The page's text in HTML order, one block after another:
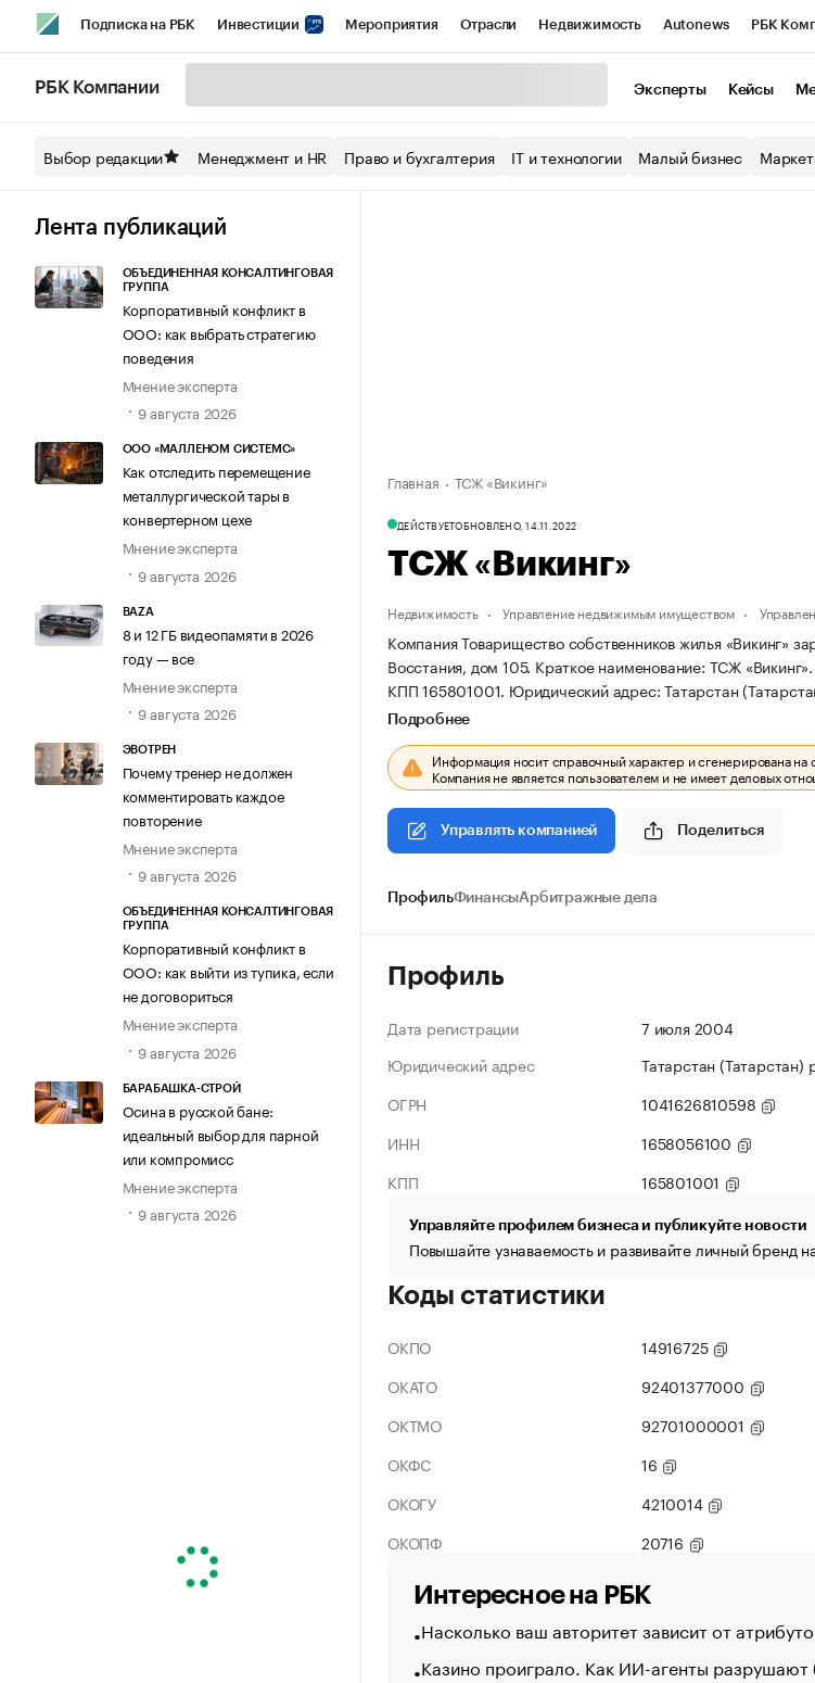
Подписка на РБК Инвестиции Мероприятия Отрасли Недвижимость Autonews РБК
Спецпроекты СПб Конференции СПб Спецпроекты
Технологии и медиа
РБК Компании Эксперты Кейсы
Выбор редакции Менеджмент и HR Право и бухгалтерия IT и технологии Малый бизнес
Лента публикаций
ОБЪЕДИНЕННАЯ КОНСАЛТИНГОВАЯ
ГРУППА
Корпоративный конфликт в
ООО: как выбрать стратегию
поведения
Мнение эксперта
9 августа 2026
ООО «МАЛЛЕНОМ СИСТЕМС»
Как отследить перемещение
металлургической тары в
конвертерном цехе
Мнение эксперта
9 августа 2026
BAZA
8 и 12 ГБ видеопамяти в 2026
году — все
Мнение эксперта
9 августа 2026
ЭВОТРЕН
Почему тренер не должен
комментировать каждое
повторение
Мнение эксперта
9 августа 2026
ОБЪЕДИНЕННАЯ КОНСАЛТИНГОВАЯ
ГРУППА
Корпоративный конфликт в
ООО: как выйти из тупика, если
не договориться
Мнение эксперта
9 августа 2026
БАРАБАШКА-СТРОЙ
Осина в русской бане:
идеальный выбор для парной
или компромисс
Мнение эксперта
9 августа 2026
Главная ТСЖ «Викинг»
ДЕЙСТВУЕТОБНОВЛЕНО, 14.11.2022
ТСЖ «Викинг»
Недвижимость Управление недвижимым имуществом
Компания Товарищество собственников жилья «Викинг»
Восстания, дом 105. Краткое наименование: ТСЖ «Викинг».
КПП 165801001. Юридический адрес: Татарстан
Подробнее
Информация носит справочный характер и сгенерирована на
Компания не является пользователем и не имеет деловых
Управлять компанией Поделиться
ПрофильФинансыАрбитражные дела
Профиль
Дата регистрации
7 июля 2004
Юридический адрес
Татарстан (Татарстан)
ОГРН
1041626810598
ИНН
1658056100
КПП
165801001
Управляйте профилем бизнеса и публикуйте новости
Повышайте узнаваемость и развивайте личный бренд
Коды статистики
ОКПО
14916725
ОКАТО
92401377000
ОКТМО
92701000001
ОКФС
16
ОКОГУ
4210014
ОКОПФ
20716
Интересное на РБК
Насколько ваш авторитет зависит от
Казино проиграло. Как ИИ-агенты